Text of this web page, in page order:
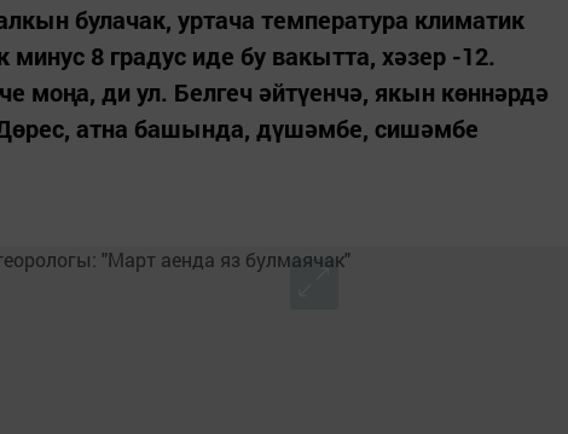
булачак, уртача температура климатик
минус 8 градус иде бу вакытта, хәзер -12.
моңа, ди ул. Белгеч әйтүенчә, якын көннәрдә
атна башында, дүшәмбе, сишәмбе